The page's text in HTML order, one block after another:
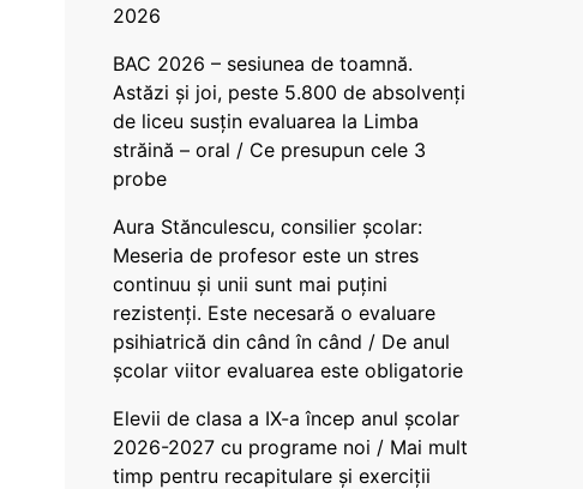
2026
BAC 2026 – sesiunea de toamnă.
Astăzi și joi, peste 5.800 de absolvenți
de liceu susțin evaluarea la Limba
străină – oral / Ce presupun cele 3
probe
Aura Stănculescu, consilier școlar:
Meseria de profesor este un stres
continuu și unii sunt mai puțini
rezistenți. Este necesară o evaluare
psihiatrică din când în când / De anul
școlar viitor evaluarea este obligatorie
Elevii de clasa a IX-a încep anul școlar
2026-2027 cu programe noi / Mai mult
timp pentru recapitulare și exerciții